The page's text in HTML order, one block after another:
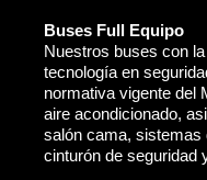
Buses Full Equipo
Nuestros buses con
tecnología en
normativa vigente del
aire acondicionado,
salón cama, sistemas
cinturón de seguridad